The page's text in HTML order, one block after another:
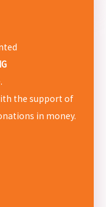
the support of
in money.